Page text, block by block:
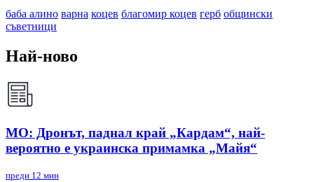
баба алино варна коцев благомир коцев герб общински
съветници
Най-ново
МО: Дронът, паднал край „Кардам“, най-
вероятно е украинска примамка „Майя“
преди 12 мин